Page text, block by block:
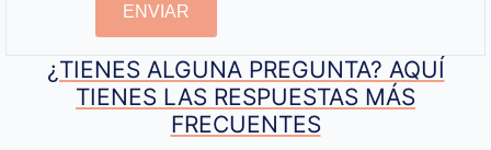
ENVIAR
¿TIENES ALGUNA PREGUNTA? AQUÍ
TIENES LAS RESPUESTAS MÁS
FRECUENTES